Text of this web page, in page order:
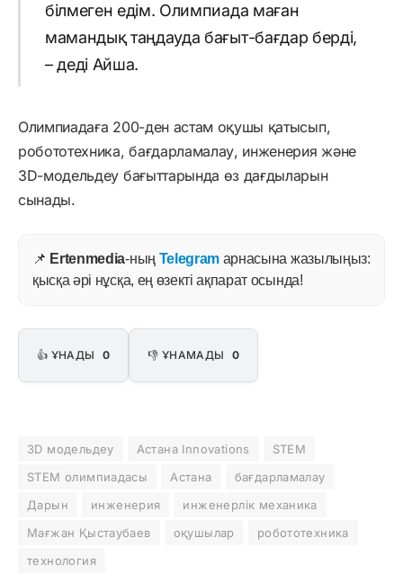
білмеген едім. Олимпиада маған
мамандық таңдауда бағыт-бағдар берді,
– деді Айша.
Олимпиадаға 200-ден астам оқушы қатысып,
робототехника, бағдарламалау, инженерия және
3D-модельдеу бағыттарында өз дағдыларын
сынады.
📌 Ertenmedia-ның Telegram арнасына жазылыңыз:
қысқа әрі нұсқа, ең өзекті ақпарат осында!
👍 ҰНАДЫ 0 👎 ҰНАМАДЫ 0
3D модельдеу Aстана Innovations
STEM
STEM олимпиадасы
Астана
бағдарламалау
Дарын
инженерия
инженерлік механика
Мағжан Қыстаубаев
оқушылар
робототехника
технология